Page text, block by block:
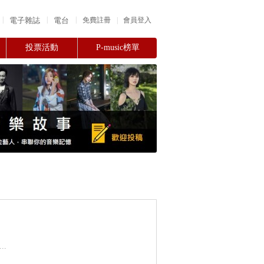
會員登入
免費註冊
電子雜誌 電台
投票活動 P-music榜單